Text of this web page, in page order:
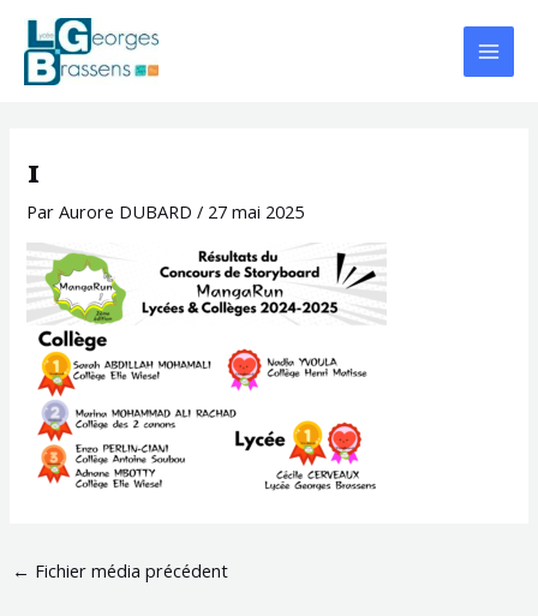
Aller
contenu
Main
Menu
1
ParAurore DUBARD/ 27 mai 2025
Navigation
des
articles
← Fichier média précédent